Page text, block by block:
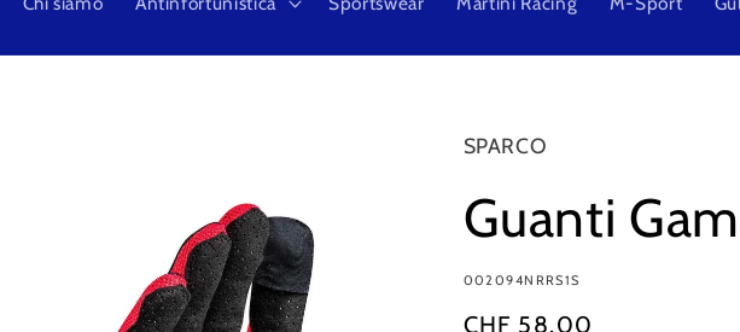
SPARCO
Guanti
SKU:
002094NRRS1S
Prezzo
CHF 58.00